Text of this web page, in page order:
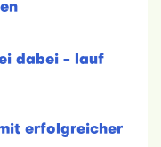
dabei - lauf
erfolgreicher